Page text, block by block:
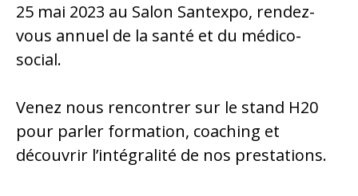
25 mai 2023 au Salon Santexpo, rendez-
vous annuel de la santé et du médico-
social.
Venez nous rencontrer sur le stand H20
pour parler formation, coaching et
découvrir l’intégralité de nos prestations.